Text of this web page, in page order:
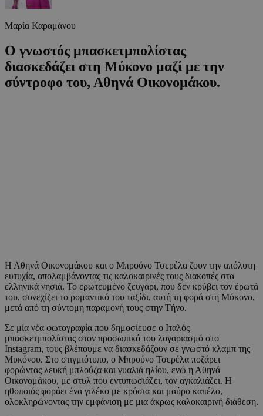
Μαρία Καραμάνου
Ο γνωστός μπασκετμπολίστας
διασκεδάζει στη Μύκονο μαζί με την
σύντροφο του, Αθηνά Οικονομάκου.
Η Αθηνά Οικονομάκου και ο Μπρούνο Τσερέλα ζουν την απόλυτη
ευτυχία, απολαμβάνοντας τις καλοκαιρινές τους διακοπές στα
ελληνικά νησιά. Το ερωτευμένο ζευγάρι, που δεν κρύβει τον έρωτά
του, συνεχίζει το ρομαντικό του ταξίδι, αυτή τη φορά στη Μύκονο,
μετά από τη σύντομη παραμονή τους στην Τήνο.
Σε μία νέα φωτογραφία που δημοσίευσε ο Ιταλός
μπασκετμπολίστας στον προσωπικό του λογαριασμό στο
Instagram, τους βλέπουμε να διασκεδάζουν σε γνωστό κλαμπ της
Μυκόνου. Στο στιγμιότυπο, ο Μπρούνο Τσερέλα ποζάρει
φορώντας λευκή μπλούζα και γυαλιά ηλίου, ενώ η Αθηνά
Οικονομάκου, με στυλ που εντυπωσιάζει, τον αγκαλιάζει. Η
ηθοποιός φοράει ένα γιλέκο με κρόσια και μαύρο καπέλο,
ολοκληρώνοντας την εμφάνιση με μια άκρως καλοκαιρινή διάθεση.